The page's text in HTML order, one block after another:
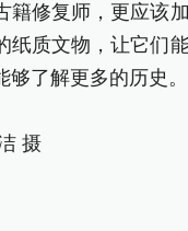
籍修复师，更应该
纸质文物，让它们
了解更多的历史。
摄